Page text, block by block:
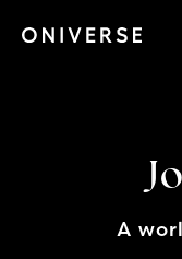
A